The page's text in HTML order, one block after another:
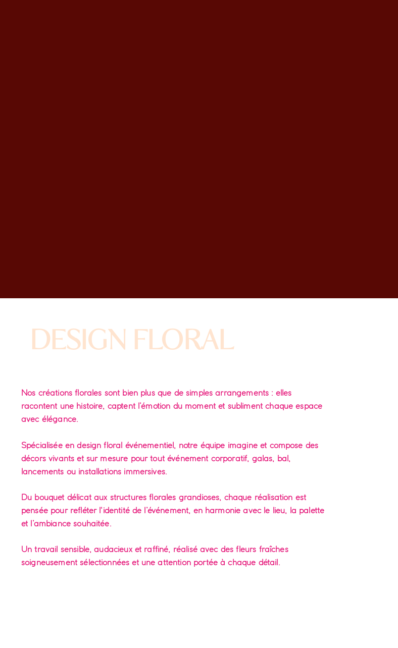
DESIGN FLORAL
Nos créations florales sont bien plus que de simples arrangements : elles
racontent une histoire, captent l’émotion du moment et subliment chaque espace
avec élégance.
Spécialisée en design floral événementiel, notre équipe imagine et compose des
décors vivants et sur mesure pour tout événement corporatif, galas, bal,
lancements ou installations immersives.
Du bouquet délicat aux structures florales grandioses, chaque réalisation est
pensée pour refléter l'identité de l’événement, en harmonie avec le lieu, la palette
et l’ambiance souhaitée.
Un travail sensible, audacieux et raffiné, réalisé avec des fleurs fraîches
soigneusement sélectionnées et une attention portée à chaque détail.